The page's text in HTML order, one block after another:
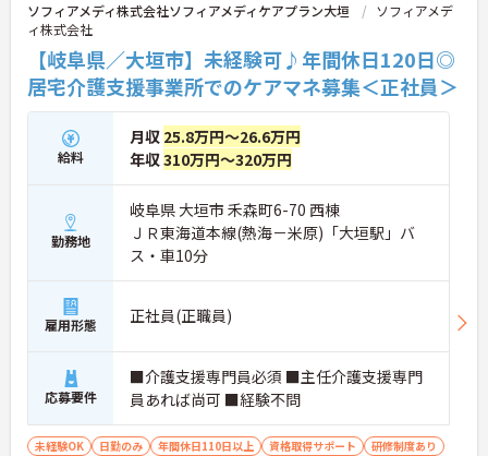
ソフィアメディ株式会社ソフィアメディケアプラン大垣
ソフィアメデ
ィ株式会社
【岐阜県／大垣市】未経験可♪年間休日120日◎
居宅介護支援事業所でのケアマネ募集＜正社員＞
給料
月収 25.8万円～26.6万円
年収310万円～320万円
勤務地
岐阜県 大垣市 禾森町6-70 西棟
ＪＲ東海道本線(熱海－米原)「大垣駅」バ
ス・車10分
雇用形態 正社員(正職員)
応募要件
■介護支援専門員必須 ■主任介護支援専門
員あれば尚可 ■経験不問
未経験OK 日勤のみ 年間休日110日以上 資格取得サポート
研修制度あり